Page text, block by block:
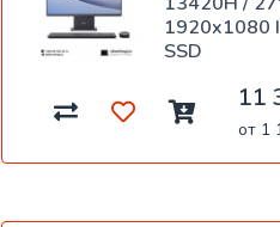
1920x1080
SSD
11
от 1